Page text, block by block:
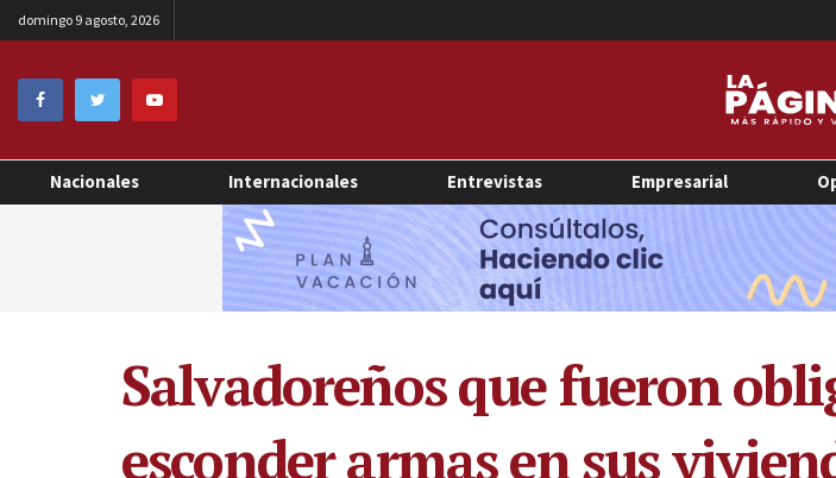
domingo 9 agosto, 2026
Nacionales Internacionales Entrevistas Empresarial
Salvadoreños que fueron
esconder armas en sus